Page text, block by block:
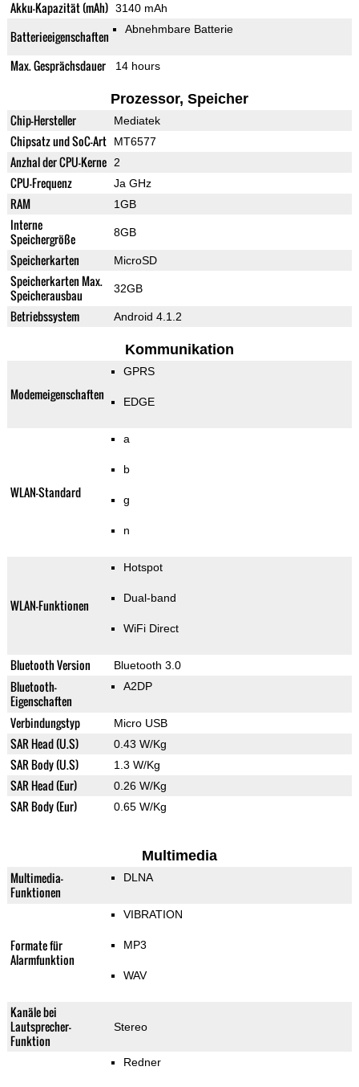
Akku-Kapazität (mAh) 3140 mAh
Batterieeigenschaften Abnehmbare Batterie
Max. Gesprächsdauer 14 hours
Prozessor, Speicher
Chip-Hersteller Mediatek
Chipsatz und SoC-Art MT6577
Anzhal der CPU-Kerne 2
CPU-Frequenz Ja GHz
RAM 1GB
Interne
Speichergröße
8GB
Speicherkarten MicroSD
Speicherkarten Max.
Speicherausbau
32GB
Betriebssystem Android 4.1.2
Kommunikation
Modemeigenschaften
GPRS
EDGE
WLAN-Standard
a
b
g
n
WLAN-Funktionen
Hotspot
Dual-band
WiFi Direct
Bluetooth Version Bluetooth 3.0
Bluetooth-
Eigenschaften
A2DP
Verbindungstyp Micro USB
SAR Head (U.S) 0.43 W/Kg
SAR Body (U.S) 1.3 W/Kg
SAR Head (Eur) 0.26 W/Kg
SAR Body (Eur) 0.65 W/Kg
Multimedia
Multimedia-
Funktionen
DLNA
Formate für
Alarmfunktion
VIBRATION
MP3
WAV
Kanäle bei
Lautsprecher-
Funktion
Stereo
Redner